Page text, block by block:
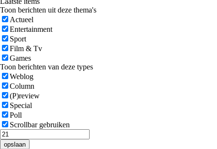
Toon berichten uit deze thema's
Actueel
Entertainment
Sport
Film & Tv
Games
Toon berichten van deze types
Weblog
Column
(P)review
Special
Poll
Scrollbar gebruiken
opslaan